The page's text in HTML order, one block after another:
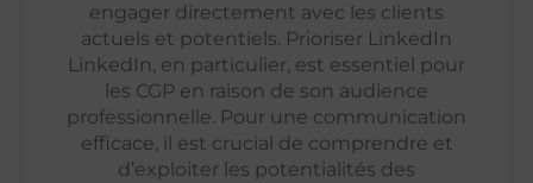
engager directement avec les clients
actuels et potentiels. Prioriser LinkedIn
LinkedIn, en particulier, est essentiel pour
les CGP en raison de son audience
professionnelle. Pour une communication
efficace, il est crucial de comprendre et
d’exploiter les potentialités des